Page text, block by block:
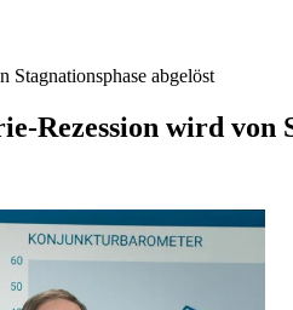
abgelöst
wird von